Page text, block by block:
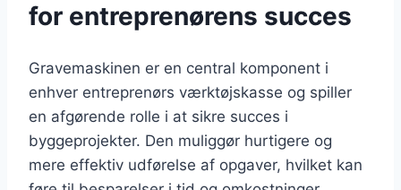
for entreprenørens succes
Gravemaskinen er en central komponent i
enhver entreprenørs værktøjskasse og spiller
en afgørende rolle i at sikre succes i
byggeprojekter. Den muliggør hurtigere og
mere effektiv udførelse af opgaver, hvilket kan